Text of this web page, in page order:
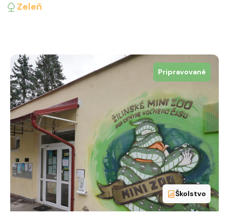
Zeleň
Školstvo
Pripravované